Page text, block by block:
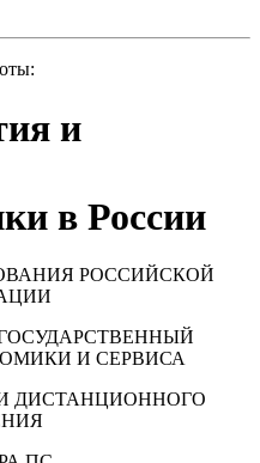
и
в России
РОССИЙСКОЙ
И СЕРВИСА
ДИСТАНЦИОННОГО